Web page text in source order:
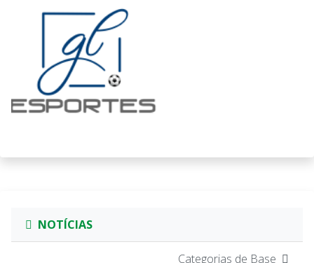
NOTÍCIAS
Categorias de Base